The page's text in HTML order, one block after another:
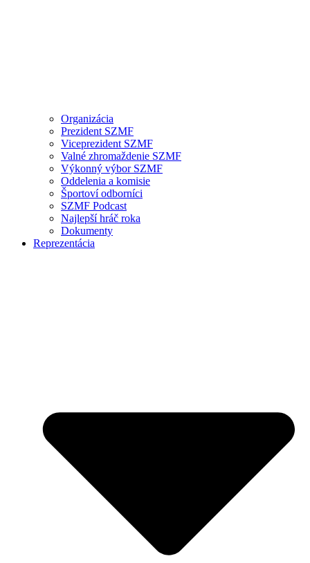
Organizácia
Prezident SZMF
Viceprezident SZMF
Valné zhromaždenie SZMF
Výkonný výbor SZMF
Oddelenia a komisie
Športoví odborníci
SZMF Podcast
Najlepší hráč roka
Dokumenty
Reprezentácia